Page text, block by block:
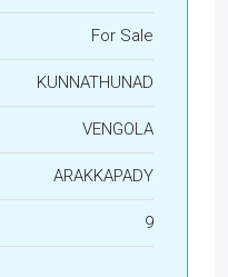
For Sale
KUNNATHUNAD
VENGOLA
ARAKKAPADY
9